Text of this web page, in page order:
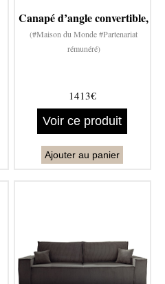
Canapé d’angle convertible,
(#Maison du Monde #Partenariat
rémunéré)
1413€
Voir ce produit
Ajouter au panier